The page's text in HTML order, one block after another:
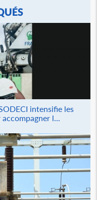
intensifie les
l...